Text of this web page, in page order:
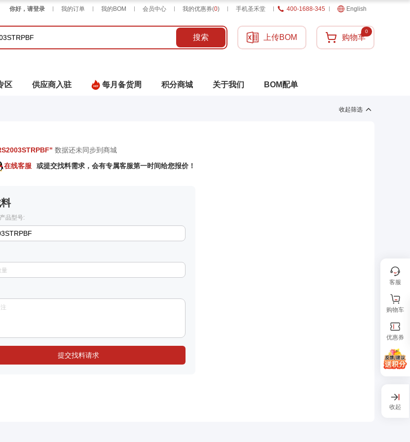
你好，请登录 我的订单 我的BOM 会员中心 我的优惠券(0) 手机圣禾堂 400-1688-345 English
搜索 上传BOM 购物车
0
区 供应商入驻 每月备货周 积分商城 关于我们 BOM配单
收起筛选
" 数据还未同步到商城
在线客服 或提交找料需求，会有专属客服第一时间给您报价！
品型号:
提交找料请求
客服
购物车
优惠券
收起